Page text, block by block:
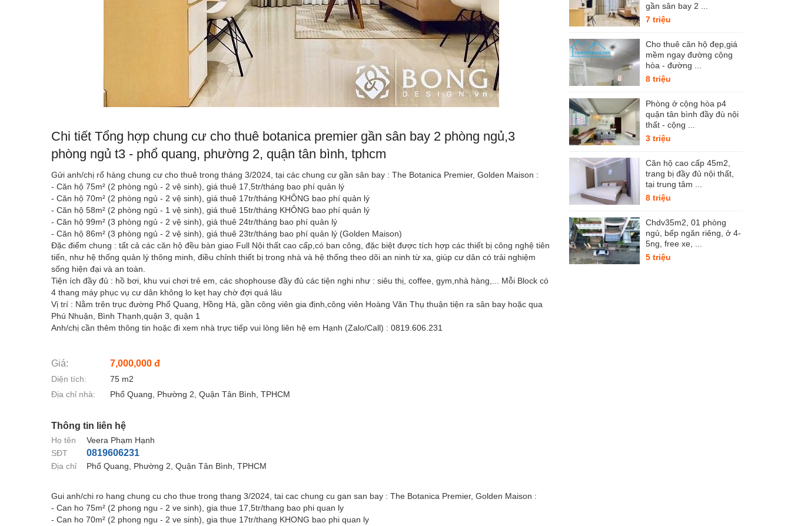
Chi tiết Tổng hợp chung cư cho thuê botanica premier gần sân bay 2 phòng ngủ,3
phòng ngủ t3 - phổ quang, phường 2, quận tân bình, tphcm
Gửi anh/chị rổ hàng chung cư cho thuê trong tháng 3/2024, tại các chung cư gần sân bay : The Botanica Premier, Golden Maison :
- Căn hộ 75m² (2 phòng ngủ - 2 vệ sinh), giá thuê 17,5tr/tháng bao phí quản lý
- Căn hộ 70m² (2 phòng ngủ - 2 vệ sinh), giá thuê 17tr/tháng KHÔNG bao phí quản lý
- Căn hộ 58m² (2 phòng ngủ - 1 vệ sinh), giá thuê 15tr/tháng KHÔNG bao phí quản lý
- Căn hộ 99m² (3 phòng ngủ - 2 vệ sinh), giá thuê 24tr/tháng bao phí quản lý
- Căn hộ 86m² (3 phòng ngủ - 2 vệ sinh), giá thuê 23tr/tháng bao phí quản lý (Golden Maison)
Đặc điểm chung : tất cả các căn hộ đều bàn giao Full Nội thất cao cấp,có ban công, đặc biệt được tích hợp các thiết bị công nghệ tiên
tiến, như hệ thống quản lý thông minh, điều chỉnh thiết bị trong nhà và hệ thống theo dõi an ninh từ xa, giúp cư dân có trải nghiệm
sống hiện đại và an toàn.
Tiện ích đầy đủ : hồ bơi, khu vui chơi trẻ em, các shophouse đầy đủ các tiện nghi như : siêu thị, coffee, gym,nhà hàng,... Mỗi Block có
4 thang máy phục vụ cư dân không lo kẹt hay chờ đợi quá lâu
Vị trí : Nằm trên trục đường Phổ Quang, Hồng Hà, gần công viên gia định,công viên Hoàng Văn Thụ thuận tiện ra sân bay hoặc qua
Phú Nhuận, Bình Thạnh,quận 3, quận 1
Anh/chị cần thêm thông tin hoặc đi xem nhà trực tiếp vui lòng liên hệ em Hạnh (Zalo/Call) : 0819.606.231
Giá: 7,000,000 đ
Diện tích:
75 m2
Địa chỉ nhà:
Phổ Quang, Phường 2, Quận Tân Bình, TPHCM
Thông tin liên hệ
Họ tên
Veera Phạm Hạnh
SĐT
0819606231
Địa chỉ Phổ Quang, Phường 2, Quận Tân Bình, TPHCM
Gui anh/chi ro hang chung cu cho thue trong thang 3/2024, tai cac chung cu gan san bay : The Botanica Premier, Golden Maison :
- Can ho 75m² (2 phong ngu - 2 ve sinh), gia thue 17,5tr/thang bao phi quan ly
- Can ho 70m² (2 phong ngu - 2 ve sinh), gia thue 17tr/thang KHONG bao phi quan ly
gần sân bay 2 ...
7 triệu
Cho thuê căn hộ đẹp,giá
mềm ngay đường cộng
hòa - đường ...
8 triệu
Phòng ở cộng hòa p4
quận tân bình đầy đù nội
thất - cộng ...
3 triệu
Căn hộ cao cấp 45m2,
trang bị đầy đủ nội thất,
tại trung tâm ...
8 triệu
Chdv35m2, 01 phòng
ngủ, bếp ngăn riêng, ở 4-
5ng, free xe, ...
5 triệu